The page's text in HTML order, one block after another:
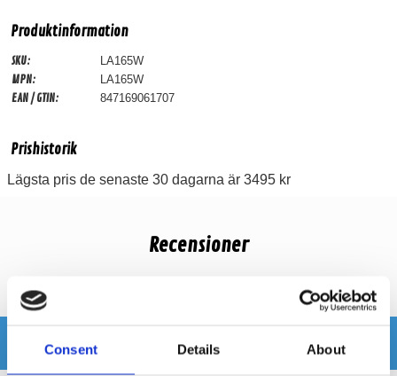
Consent Details About
Produktinformation
SKU: LA165W
MPN: LA165W
EAN / GTIN: 847169061707
Prishistorik
Lägsta pris de senaste 30 dagarna är 3495 kr
Recensioner
Relaterade produkter